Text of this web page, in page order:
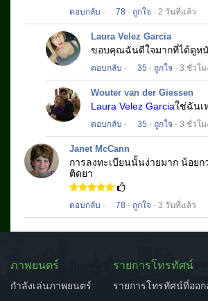
ตอบกลับ · 78 · ถูกใจ · 2 วันที่แล้ว
Laura Velez Garcia
ขอบคุณฉันดีใจมากที่ได้ดูหนั
ตอบกลับ · 35 · ถูกใจ · 3 ชั่วโ
Wouter van der Giessen
Laura Velez Garciaใช่ฉันเ
ตอบกลับ · 35 · ถูกใจ · 3 ชั่วโ
Janet McCann
การลงทะเบียนนั้นง่ายมาก น้อยก
ติดยา
ตอบกลับ · 78 · ถูกใจ · 3 วันที่แล้ว
ภาพยนตร์
กำลังเล่นภาพยนตร์
รายการโทรทัศน์
รายการโทรทัศน์ที่ออ